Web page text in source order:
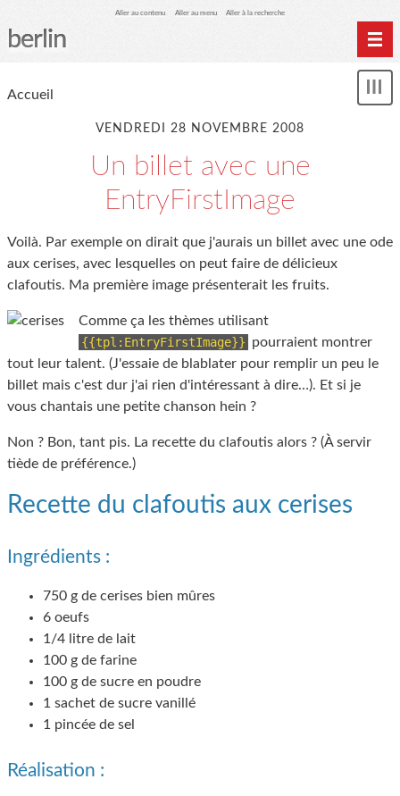
Aller au contenu Aller au menu Aller à la recherche
berlin
À propos
Accueil
VENDREDI 28 NOVEMBRE 2008
Un billet avec une
EntryFirstImage
Voilà. Par exemple on dirait que j'aurais un billet avec une ode
aux cerises, avec lesquelles on peut faire de délicieux
clafoutis. Ma première image présenterait les fruits.
Comme ça les thèmes utilisant
{{tpl:EntryFirstImage}} pourraient montrer
tout leur talent. (J'essaie de blablater pour remplir un peu le
billet mais c'est dur j'ai rien d'intéressant à dire…). Et si je
vous chantais une petite chanson hein ?
Non ? Bon, tant pis. La recette du clafoutis alors ? (À servir
tiède de préférence.)
Recette du clafoutis aux cerises
Ingrédients :
750 g de cerises bien mûres
6 oeufs
1/4 litre de lait
100 g de farine
100 g de sucre en poudre
1 sachet de sucre vanillé
1 pincée de sel
Réalisation :